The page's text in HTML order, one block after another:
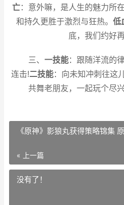
亡：意外嘛，是人生的魅力所在
和持久更胜于激烈与狂热。 低
底，我们约好
三、 一技能：跟随洋流的
连击!二技能：向未知冲刺往这
共舞老朋友，一起玩个尽
《原神》影狼丸获得策略锦集
« 上一篇
没有了！